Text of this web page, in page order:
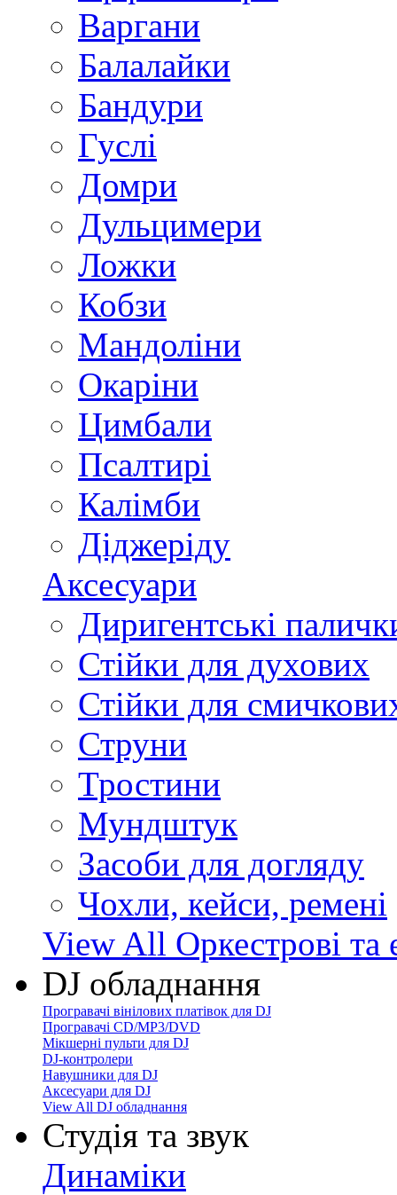
Варгани
Балалайки
Бандури
Гуслі
Домри
Дульцимери
Ложки
Кобзи
Мандоліни
Окаріни
Цимбали
Псалтирі
Калімби
Діджеріду
Аксесуари
Диригентські
Стійки для духових
Стійки для
Струни
Тростини
Мундштук
Засоби для догляду
Чохли, кейси, ремені
View All Оркестрові та
DJ обладнання
Програвачі вінілових платівок для DJ
Програвачі CD/MP3/DVD
Мікшерні пульти для DJ
DJ-контролери
Навушники для DJ
Аксесуари для DJ
View All DJ обладнання
Студія та звук
Динаміки